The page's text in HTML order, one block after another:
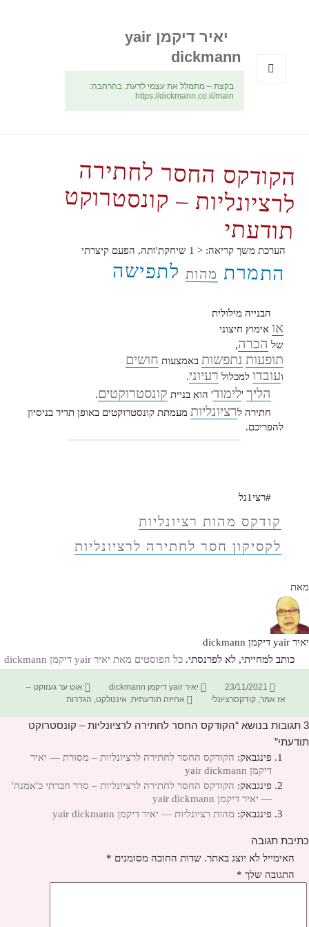
יאיר דיקמן yair
dickmann
בקצת – מתמלל את עצמי לדעת. בהרחבה:
https://dickmann.co.il/main
הקודקס החסר לחתירה
לרציונליות – קונסטרוקט
תודעתי
הערכת משך קריאה: < 1 שיחקת'ותה, הפעם קיצרתי
התמרת מהות לתפישה
הבנייה מילולית
או אימוץ חיצוני
של הכרה,
תופעות נתפשות באמצעות חושים
ועובדו למכלול רעיוני.
הליך 'לימוד' הוא בניית קונסטרוקטים.
חתירה לרציונליות מעמתת קונסטרוקטים באופן תדיר בניסיון
להפריכם.
#רצי1נל
קודקס מהות רציונליות
לקסיקון חסר לחתירה לרציונליות
מאת
יאיר yair דיקמן dickmann
כותב למחייתי, לא לפרנסתי. כל הפוסטים מאת יאיר yair דיקמן dickmann‏
פורסם
בתאריך
23/11/2021 מחבר
יאיר yair דיקמן dickmann קטגוריות
אוט ער געזוקט –
אז אמר,קודקסרציונלי תגיות
אחיזה תודעתית, אינטלקט, הגדרות
3 תגובות בנושא “הקודקס החסר לחתירה לרציונליות – קונסטרוקט
תודעתי”
פינגבאק: הקודקס החסר לחתירה לרציונליות – מסורת — יאיר
דיקמן yair dickmann
פינגבאק: הקודקס החסר לחתירה לרציונליות – סדר חברתי כ'אמנה'
— יאיר דיקמן yair dickmann
פינגבאק: מהות רציונליות — יאיר דיקמן yair dickmann
כתיבת תגובה
האימייל לא יוצג באתר. שדות החובה מסומנים *
התגובה שלך *